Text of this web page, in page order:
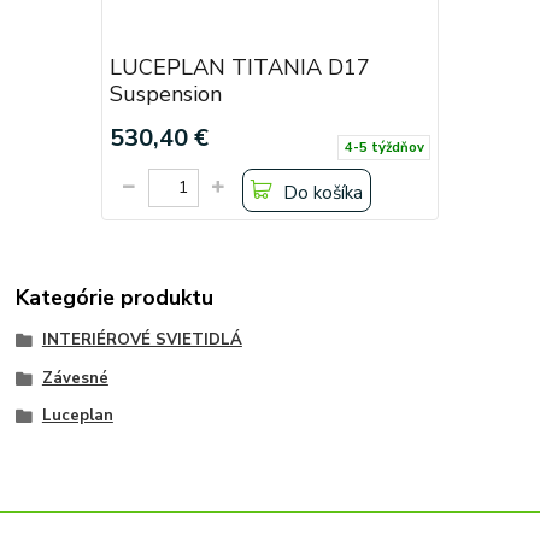
LUCEPLAN TITANIA D17
Suspension
530,40 € 4-5 týždňov
Do košíka
Kategórie produktu
INTERIÉROVÉ SVIETIDLÁ
Závesné
Luceplan